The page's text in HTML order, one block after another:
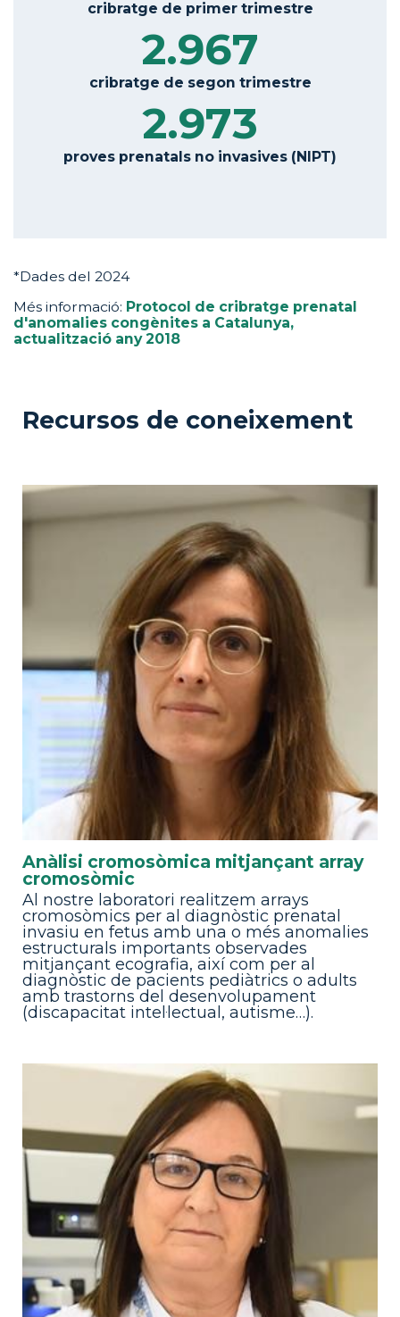
cribratge de primer trimestre
2.967
cribratge de segon trimestre
2.973
proves prenatals no invasives (NIPT)
*Dades del 2024
Més informació: Protocol de cribratge prenatal
d'anomalies congènites a Catalunya,
actualització any 2018
Recursos de coneixement
Anàlisi cromosòmica mitjançant array
cromosòmic
Al nostre laboratori realitzem arrays
cromosòmics per al diagnòstic prenatal
invasiu en fetus amb una o més anomalies
estructurals importants observades
mitjançant ecografia, així com per al
diagnòstic de pacients pediàtrics o adults
amb trastorns del desenvolupament
(discapacitat intel·lectual, autisme…).